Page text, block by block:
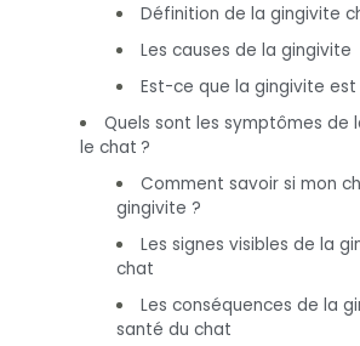
Définition de la gingivite
Les causes de la gingivite
Est-ce que la gingivite
Quels sont les symptômes de
le chat ?
Comment savoir si mon
gingivite ?
Les signes visibles de la
chat
Les conséquences de la
santé du chat